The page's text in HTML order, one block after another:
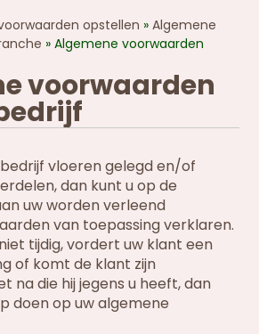
voorwaarden
opstellen »Algemene
»Algemene voorwaarden
vloeren gelegd en/of
dan kunt u op de
uw worden verleend
van toepassing verklaren.
tijdig, vordert uw klant een
of komt de klant zijn
na die hij jegens u heeft, dan
doen op uw algemene